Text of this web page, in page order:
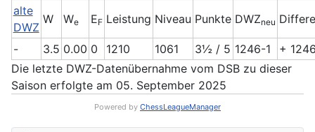
alte
DWZ
W We EF Leistung Niveau Punkte DWZneu
- 3.5 0.00 0 1210 1061 3½ / 5 1246-1
+
Die letzte DWZ-Datenübernahme vom DSB zu dieser
Saison erfolgte am 05. September 2025
Powered by ChessLeagueManager